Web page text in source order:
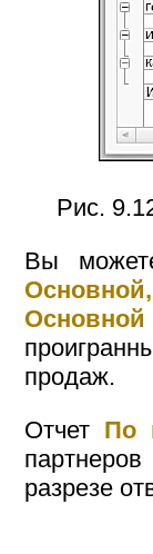
Рис.
Вы
Основной
продаж.
Отчет По
разрезе